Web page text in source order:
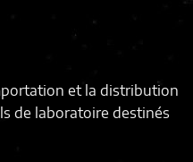
et la distribution
de laboratoire destinés